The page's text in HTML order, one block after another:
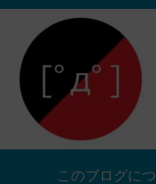
このブログに